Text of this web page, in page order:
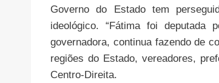
Governo do Estado tem
ideológico. “Fátima foi
governadora, continua fazendo de
regiões do Estado, vereadores,
Centro-Direita.